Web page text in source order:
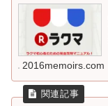
2016memoirs.com